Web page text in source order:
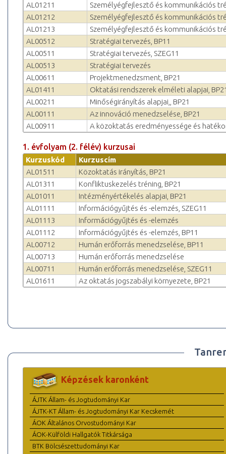
AL01211
Személyégfejlesztő és kommunikációs
AL01212
Személyégfejlesztő és kommunikációs
AL01213
Személyégfejlesztő és kommunikációs
AL00512
Stratégiai tervezés, BP11
AL00511
Stratégiai tervezés, SZEG11
AL00513
Stratégiai tervezés
AL00611
Projektmenedzsment, BP21
AL01411
Oktatási rendszerek elméleti alapjai,
AL00211
Minőségirányítás alapjai,, BP21
AL00111
Az innováció menedzselése, BP21
AL00911
A közoktatás eredményessége és
1. évfolyam (2. félév) kurzusai
Kurzuskód
Kurzuscím
AL01511
Közoktatás irányítás, BP21
AL01311
Konfliktuskezelés tréning, BP21
AL01011
Intézményértékelés alapjai, BP21
AL01111
Információgyűjtés és -elemzés, SZEG11
AL01113
Információgyűjtés és -elemzés
AL01112
Információgyűjtés és -elemzés, BP11
AL00712
Humán erőforrás menedzselése, BP11
AL00713
Humán erőforrás menedzselése
AL00711
Humán erőforrás menedzselése, SZEG11
AL01611
Az oktatás jogszabályi környezete, BP21
Képzések karonként
ÁJTK Állam- és Jogtudományi Kar
ÁJTK-KT Állam- és Jogtudományi Kar Kecskemét
ÁOK Általános Orvostudományi Kar
ÁOK-Külföldi Hallgatók Titkársága
BTK Bölcsészettudományi Kar